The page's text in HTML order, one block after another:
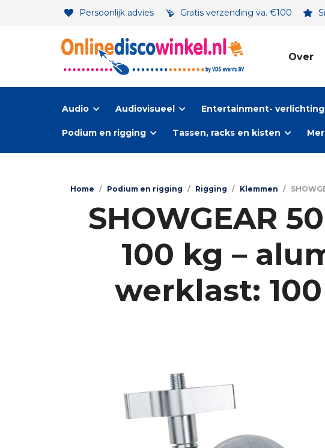
Persoonlijk advies Gratis verzending va. €100
Over
Audio Audiovisueel Entertainment- verlichting
Podium en rigging Tassen, racks en kisten
Home / Podium en rigging / Rigging / Klemmen /
SHOWGEAR
100 kg –
werklast: